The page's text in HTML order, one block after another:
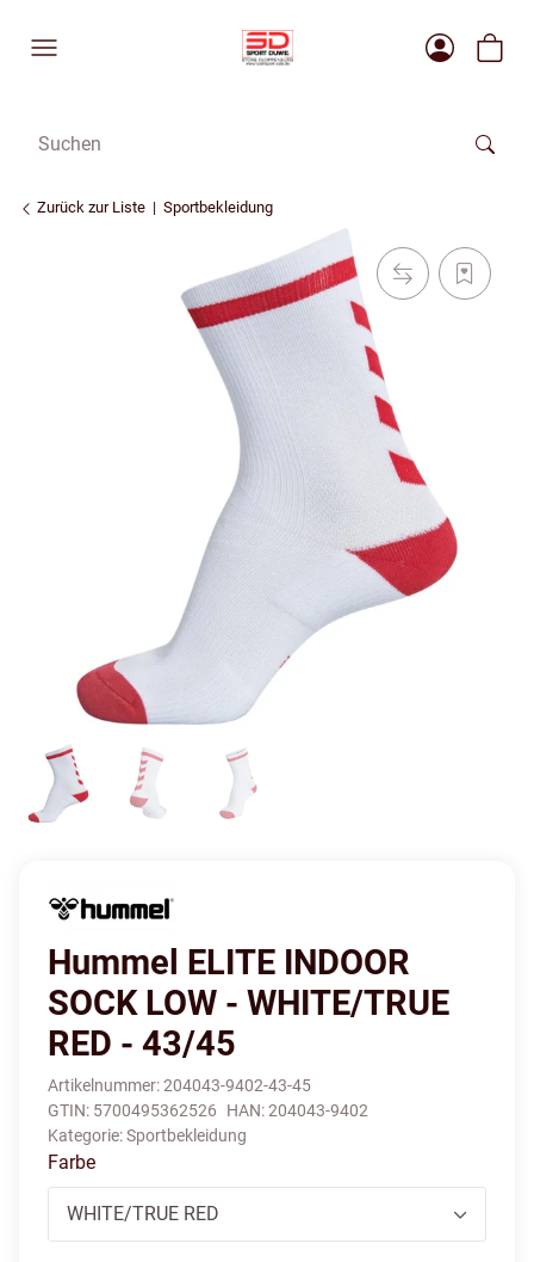
Zurück zur Liste Sportbekleidung
Hummel ELITE INDOOR
SOCK LOW - WHITE/TRUE
RED - 43/45
Artikelnummer:204043-9402-43-45
GTIN: 5700495362526 HAN:204043-9402
Kategorie:Sportbekleidung
Farbe
WHITE/TRUE RED